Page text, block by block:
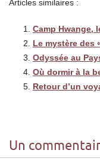
Articles similaires :
Camp Hwange,
Le mystère des
Odyssée au
Où dormir à la
Retour d’un
Un